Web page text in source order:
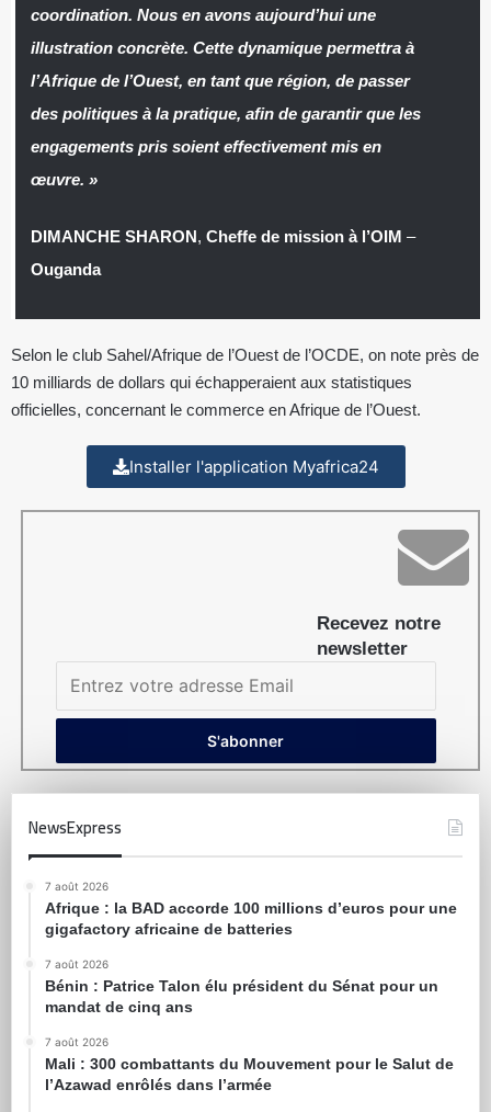
coordination. Nous en avons aujourd’hui une
illustration concrète. Cette dynamique permettra à
l’Afrique de l’Ouest, en tant que région, de passer
des politiques à la pratique, afin de garantir que les
engagements pris soient effectivement mis en
œuvre. »
DIMANCHE SHARON, Cheffe de mission à l’OIM –
Ouganda
Selon le club Sahel/Afrique de l’Ouest de l’OCDE, on note près de
10 milliards de dollars qui échapperaient aux statistiques
officielles, concernant le commerce en Afrique de l’Ouest.
Installer l'application Myafrica24
Recevez notre
newsletter
NewsExpress
7 août 2026
Afrique : la BAD accorde 100 millions d’euros pour une
gigafactory africaine de batteries
7 août 2026
Bénin : Patrice Talon élu président du Sénat pour un
mandat de cinq ans
7 août 2026
Mali : 300 combattants du Mouvement pour le Salut de
l’Azawad enrôlés dans l’armée